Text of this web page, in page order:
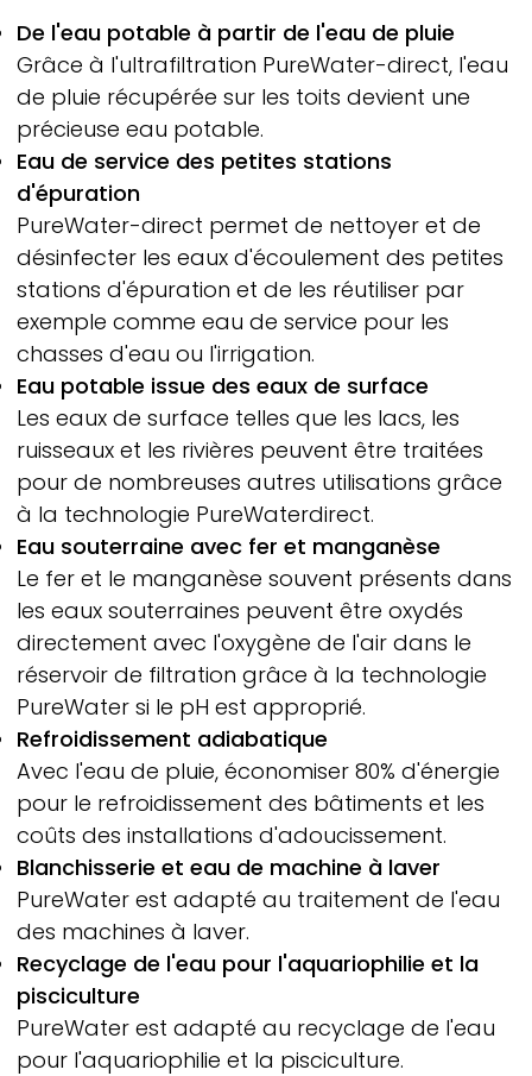
De l'eau potable à partir de l'eau de pluie
Grâce à l'ultrafiltration PureWater-direct, l'eau
de pluie récupérée sur les toits devient une
précieuse eau potable.
Eau de service des petites stations
d'épuration
PureWater-direct permet de nettoyer et de
désinfecter les eaux d'écoulement des petites
stations d'épuration et de les réutiliser par
exemple comme eau de service pour les
chasses d'eau ou l'irrigation.
Eau potable issue des eaux de surface
Les eaux de surface telles que les lacs, les
ruisseaux et les rivières peuvent être traitées
pour de nombreuses autres utilisations grâce
à la technologie PureWaterdirect.
Eau souterraine avec fer et manganèse
Le fer et le manganèse souvent présents dans
les eaux souterraines peuvent être oxydés
directement avec l'oxygène de l'air dans le
réservoir de filtration grâce à la technologie
PureWater si le pH est approprié.
Refroidissement adiabatique
Avec l'eau de pluie, économiser 80% d'énergie
pour le refroidissement des bâtiments et les
coûts des installations d'adoucissement.
Blanchisserie et eau de machine à laver
PureWater est adapté au traitement de l'eau
des machines à laver.
Recyclage de l'eau pour l'aquariophilie et la
pisciculture
PureWater est adapté au recyclage de l'eau
pour l'aquariophilie et la pisciculture.